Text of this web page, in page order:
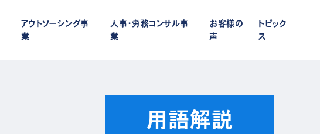
アウトソーシング事
業
人事・労務コンサル事
業
お客様の
声
トピック
ス
用語解説